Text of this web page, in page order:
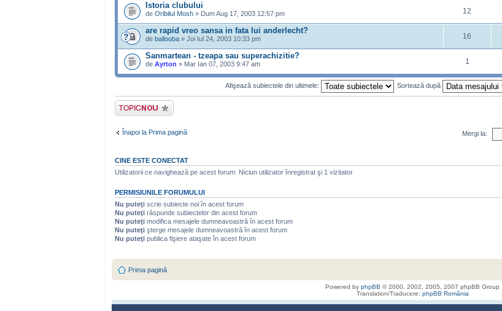
Istoria clubului
de Oribilul Mosh » Dum Aug 17, 2003 12:57 pm 12
are rapid vreo sansa in fata lui anderlecht?
de ballooba » Joi Iul 24, 2003 10:33 pm 16
Sanmartean - tzeapa sau superachizitie?
de Ayrton » Mar Ian 07, 2003 9:47 am 1
Afişează subiectele din ultimele: Sortează după
Scrie un subiect
nou
Înapoi la Prima pagină Mergi la:
CINE ESTE CONECTAT
Utilizatorii ce navighează pe acest forum: Niciun utilizator înregistrat şi 1 vizitator
PERMISIUNILE FORUMULUI
Nu puteţi scrie subiecte noi în acest forum
Nu puteţi răspunde subiectelor din acest forum
Nu puteţi modifica mesajele dumneavoastră în acest forum
Nu puteţi şterge mesajele dumneavoastră în acest forum
Nu puteţi publica fişiere ataşate în acest forum
Prima pagină
Powered by phpBB © 2000, 2002, 2005, 2007 phpBB Group
Translation/Traducere: phpBB România